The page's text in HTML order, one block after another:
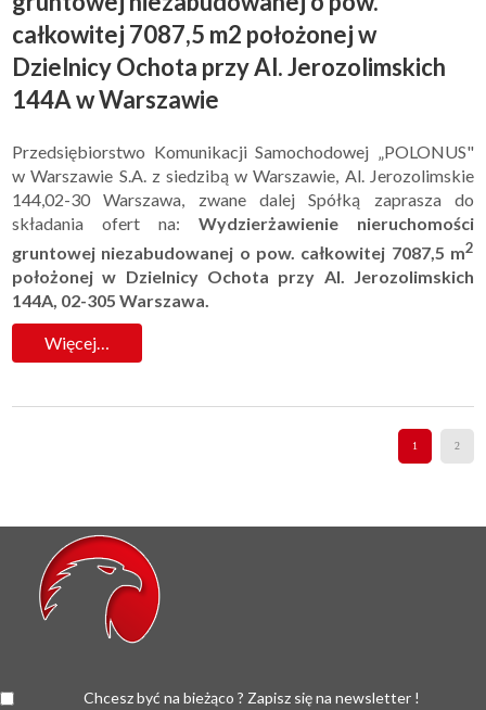
całkowitej 7087,5 m2 położonej w
Dzielnicy Ochota przy Al. Jerozolimskich
144A w Warszawie
Przedsiębiorstwo Komunikacji Samochodowej „POLONUS"
w Warszawie S.A. z siedzibą w Warszawie, Al. Jerozolimskie
144,02-30 Warszawa, zwane dalej Spółką zaprasza do
składania ofert na: Wydzierżawienie nieruchomości
gruntowej niezabudowanej o pow. całkowitej 7087,5 m2
położonej w Dzielnicy Ochota przy Al. Jerozolimskich
144A, 02-305 Warszawa.
Więcej…
1 2
Chcesz być na bieżąco ? Zapisz się na newsletter !